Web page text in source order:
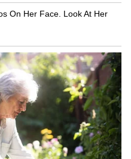
for Rahu
ಹಾವುಗಳನ್ನು ಹರಿ
ಜಾತಕದಿಂದ ಎಲ್ಲ
ತೆಗೆದುಹಾಕಲು ಸಹಾಯ